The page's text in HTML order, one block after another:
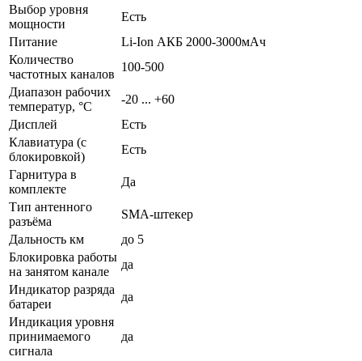
Выбор уровня
мощности
Есть
Питание
Li-Ion АКБ 2000-3000мАч
Количество
частотных каналов
100-500
Диапазон рабочих
температур, °С
-20 ... +60
Дисплей
Есть
Клавиатура (с
блокировкой)
Есть
Гарнитура в
комплекте
Да
Тип антенного
разъёма
SMA-штекер
Дальность км
до 5
Блокировка работы
на занятом канале
да
Индикатор разряда
батареи
да
Индикация уровня
принимаемого
сигнала
да